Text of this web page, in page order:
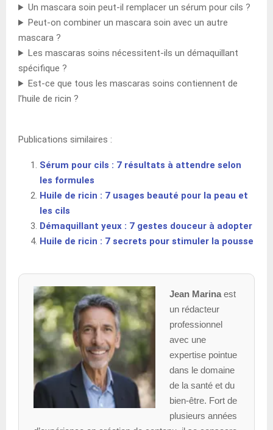
Un mascara soin peut-il remplacer un sérum pour cils ?
Peut-on combiner un mascara soin avec un autre
mascara ?
Les mascaras soins nécessitent-ils un démaquillant
spécifique ?
Est-ce que tous les mascaras soins contiennent de
l’huile de ricin ?
Publications similaires :
Sérum pour cils : 7 résultats à attendre selon
les formules
Huile de ricin : 7 usages beauté pour la peau et
les cils
Démaquillant yeux : 7 gestes douceur à adopter
Huile de ricin : 7 secrets pour stimuler la pousse
Jean Marinaest
un rédacteur
professionnel
avec une
expertise pointue
dans le domaine
de la santé et du
bien-être. Fort de
plusieurs années